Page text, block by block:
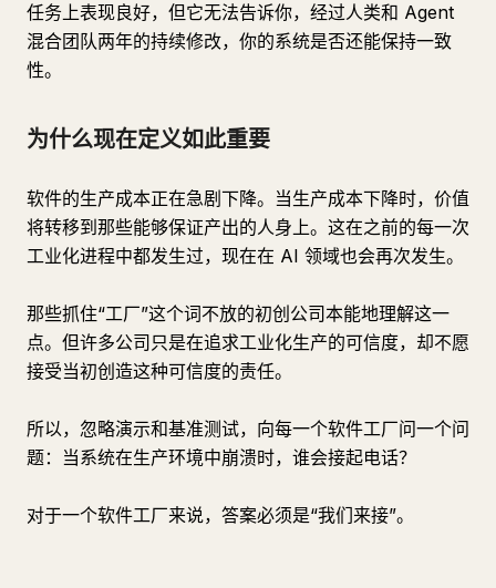
任务上表现良好，但它无法告诉你，经过人类和 Agent
混合团队两年的持续修改，你的系统是否还能保持一致
性。
为什么现在定义如此重要
软件的生产成本正在急剧下降。当生产成本下降时，价值
将转移到那些能够保证产出的人身上。这在之前的每一次
工业化进程中都发生过，现在在 AI 领域也会再次发生。
那些抓住“工厂”这个词不放的初创公司本能地理解这一
点。但许多公司只是在追求工业化生产的可信度，却不愿
接受当初创造这种可信度的责任。
所以，忽略演示和基准测试，向每一个软件工厂问一个问
题：当系统在生产环境中崩溃时，谁会接起电话？
对于一个软件工厂来说，答案必须是“我们来接”。